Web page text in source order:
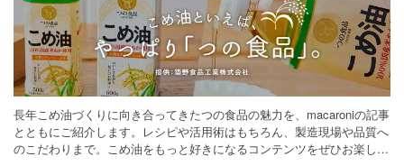
長年こめ油づくりに向き合ってきたつの食品の魅力を、macaroniの記事
とともにご紹介します。レシピや活用術はもちろん、製造現場や品質へ
のこだわりまで。こめ油をもっと好きになるコンテンツをぜひお楽しみ